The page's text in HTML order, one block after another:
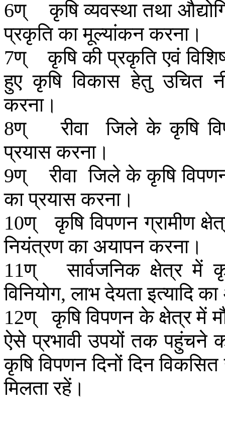
6ण् कृषि व्यवस्था तथा
प्रकृति का मूल्यांकन करना।
7ण् कृषि की प्रकृति एवं
हुए कृषि विकास हेतु उचित
करना।
8ण् रीवा जिले के कृषि
प्रयास करना।
9ण् रीवा जिले के कृषि
का प्रयास करना।
10ण् कृषि विपणन ग्रामीण
नियंत्रण का अयापन करना।
11ण् सार्वजनिक क्षेत्र में
विनियोग,लाभ देयता इत्यादि का
12ण् कृषि विपणन के क्षेत्र में
ऐसे प्रभावी उपयों तक पहुंचने
कृषि विपणन दिनों दिन विकसित
मिलता रहें।